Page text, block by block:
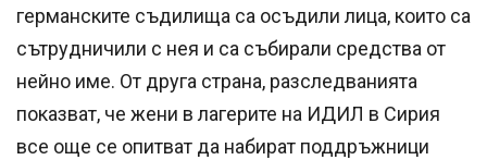
германските съдилища са осъдили лица, които са
сътрудничили с нея и са събирали средства от
нейно име. От друга страна, разследванията
показват, че жени в лагерите на ИДИЛ в Сирия
все още се опитват да набират поддръжници